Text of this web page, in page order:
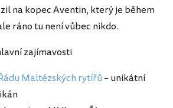
na kopec Aventin, který je během
ráno tu není vůbec nikdo.
zajímavosti
Maltézských rytířů– unikátní